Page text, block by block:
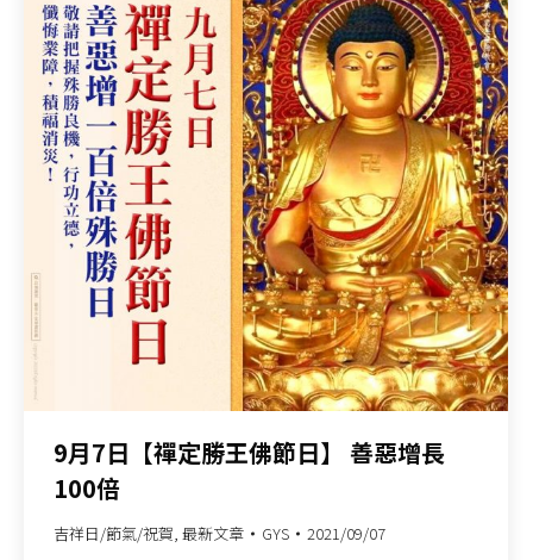
9月7日【禪定勝王佛節日】 善惡增長
100倍
吉祥日/節氣/祝賀, 最新文章 GYS 2021/09/07